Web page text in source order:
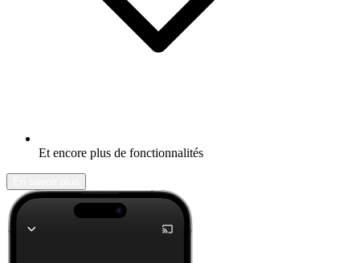
Et encore plus de fonctionnalités